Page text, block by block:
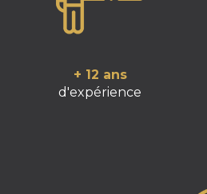
+ 12 ans
d'expérience